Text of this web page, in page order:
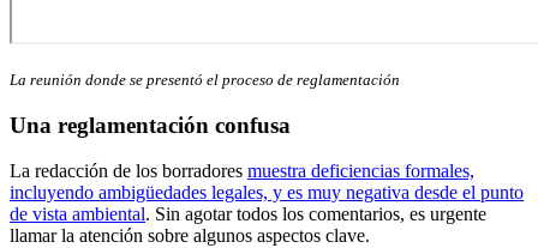
La reunión donde se presentó el proceso de reglamentación
Una reglamentación confusa
La redacción de los borradores muestra deficiencias formales,
incluyendo ambigüedades legales, y es muy negativa desde el punto
de vista ambiental. Sin agotar todos los comentarios, es urgente
llamar la atención sobre algunos aspectos clave.